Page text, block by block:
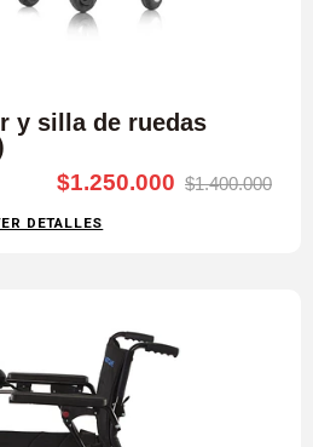
y silla de ruedas
$1.250.000 $1.400.000
DETALLES